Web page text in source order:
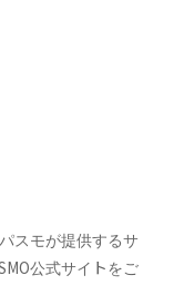
スモが提供するサ
公式サイトをご